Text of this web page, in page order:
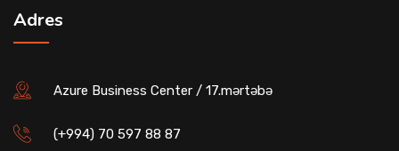
Adres
Azure Business Center / 17.mərtəbə
(+994) 70 597 88 87